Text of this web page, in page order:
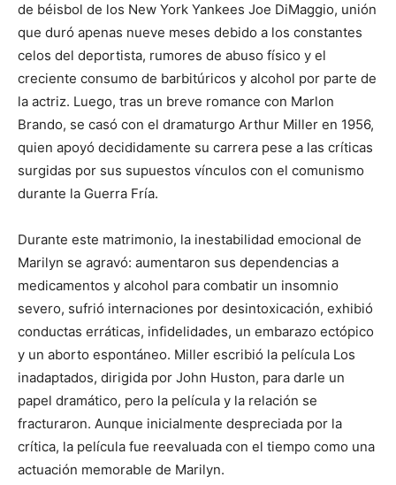
de béisbol de los New York Yankees Joe DiMaggio, unión
que duró apenas nueve meses debido a los constantes
celos del deportista, rumores de abuso físico y el
creciente consumo de barbitúricos y alcohol por parte de
la actriz. Luego, tras un breve romance con Marlon
Brando, se casó con el dramaturgo Arthur Miller en 1956,
quien apoyó decididamente su carrera pese a las críticas
surgidas por sus supuestos vínculos con el comunismo
durante la Guerra Fría.
Durante este matrimonio, la inestabilidad emocional de
Marilyn se agravó: aumentaron sus dependencias a
medicamentos y alcohol para combatir un insomnio
severo, sufrió internaciones por desintoxicación, exhibió
conductas erráticas, infidelidades, un embarazo ectópico
y un aborto espontáneo. Miller escribió la película Los
inadaptados, dirigida por John Huston, para darle un
papel dramático, pero la película y la relación se
fracturaron. Aunque inicialmente despreciada por la
crítica, la película fue reevaluada con el tiempo como una
actuación memorable de Marilyn.